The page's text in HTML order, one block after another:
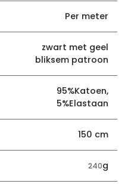
Per meter
zwart met geel
bliksem patroon
95%Katoen,
5%Elastaan
150 cm
240g